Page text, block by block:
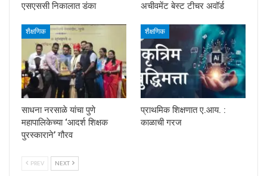
एसएससी निकालात डंका
अचीवमेंट बेस्ट टीचर अवॉर्ड
शैक्षणिक
साधना नरसाळे यांचा पुणे
महापालिकेच्या ‘आदर्श शिक्षक
पुरस्काराने’ गौरव
शैक्षणिक
प्राथमिक शिक्षणात ए.आय. :
काळाची गरज
PREV NEXT